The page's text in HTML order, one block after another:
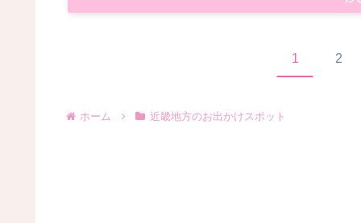
1 2
ホーム 近畿地方のお出かけスポット